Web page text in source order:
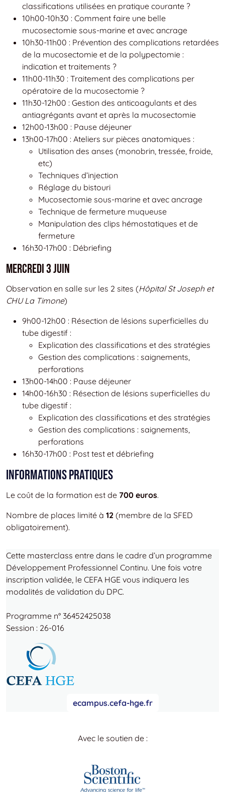
classifications utilisées en pratique courante ?
10h00-10h30 : Comment faire une belle
mucosectomie sous-marine et avec ancrage
10h30-11h00 : Prévention des complications retardées
de la mucosectomie et de la polypectomie :
indication et traitements ?
11h00-11h30 : Traitement des complications per
opératoire de la mucosectomie ?
11h30-12h00 : Gestion des anticoagulants et des
antiagrégants avant et après la mucosectomie
12h00-13h00 : Pause déjeuner
13h00-17h00 : Ateliers sur pièces anatomiques :
Utilisation des anses (monobrin, tressée, froide,
etc)
Techniques d’injection
Réglage du bistouri
Mucosectomie sous-marine et avec ancrage
Technique de fermeture muqueuse
Manipulation des clips hémostatiques et de
fermeture
16h30-17h00 : Débriefing
Mercredi 3 juin
Observation en salle sur les 2 sites (Hôpital St Joseph et
CHU La Timone)
9h00-12h00 : Résection de lésions superficielles du
tube digestif :
Explication des classifications et des stratégies
Gestion des complications : saignements,
perforations
13h00-14h00 : Pause déjeuner
14h00-16h30 : Résection de lésions superficielles du
tube digestif :
Explication des classifications et des stratégies
Gestion des complications : saignements,
perforations
16h30-17h00 : Post test et débriefing
Informations pratiques
Le coût de la formation est de 700 euros.
Nombre de places limité à 12 (membre de la SFED
obligatoirement).
Cette masterclass entre dans le cadre d’un programme
Développement Professionnel Continu. ‍Une fois votre
inscription validée, le CEFA HGE vous indiquera les
modalités de validation du DPC.
Programme n° 36452425038
Session : 26-016
ecampus.cefa-hge.fr
Avec le soutien de :